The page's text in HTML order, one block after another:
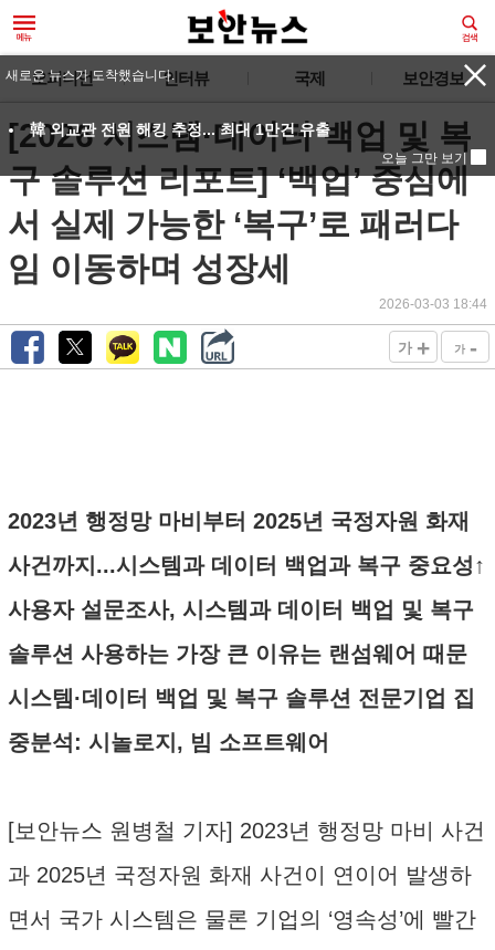
오피니언 인터뷰 국제 보안경보
[2026 시스템·데이터 백업 및 복
구 솔루션 리포트] ‘백업’ 중심에
서 실제 가능한 ‘복구’로 패러다
임 이동하며 성장세
2026-03-03 18:44
가 + 가 -
2023년 행정망 마비부터 2025년 국정자원 화재
사건까지...시스템과 데이터 백업과 복구 중요성↑
사용자 설문조사, 시스템과 데이터 백업 및 복구
솔루션 사용하는 가장 큰 이유는 랜섬웨어 때문
시스템·데이터 백업 및 복구 솔루션 전문기업 집
중분석: 시놀로지, 빔 소프트웨어
[보안뉴스 원병철 기자] 2023년 행정망 마비 사건
과 2025년 국정자원 화재 사건이 연이어 발생하
면서 국가 시스템은 물론 기업의 ‘영속성’에 빨간
새로운 뉴스가 도착했습니다.
韓 외교관 전원 해킹 추정... 최대 1만건 유출
오늘 그만 보기